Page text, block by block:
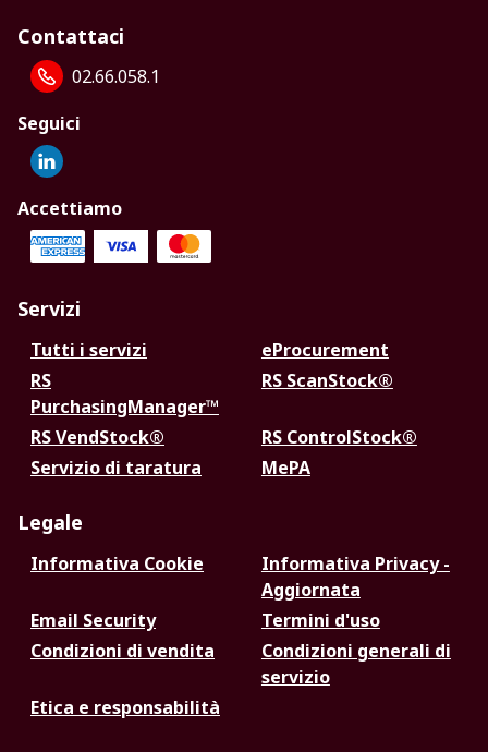
Contattaci
02.66.058.1
Seguici
Accettiamo
Servizi
Tutti i servizi
eProcurement
RS
PurchasingManager™
RS ScanStock®
RS VendStock®
RS ControlStock®
Servizio di taratura
MePA
Legale
Informativa Cookie
Informativa Privacy -
Aggiornata
Email Security
Termini d'uso
Condizioni di vendita
Condizioni generali di
servizio
Etica e responsabilità